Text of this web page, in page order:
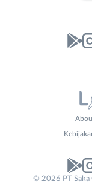
No. Telp /
© 2026 PT Saka